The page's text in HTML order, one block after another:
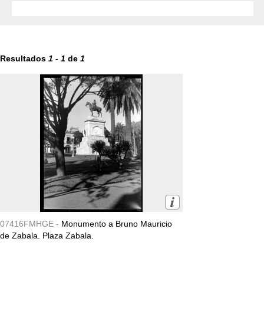
Resultados 1 - 1 de 1
07416FMHGE - Monumento a Bruno Mauricio
de Zabala. Plaza Zabala.